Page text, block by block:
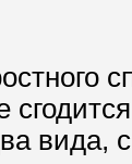
вида,